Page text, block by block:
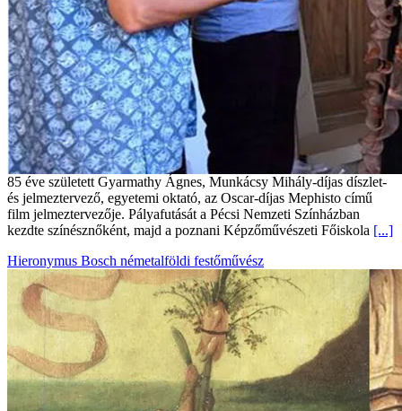
85 éve született Gyarmathy Ágnes, Munkácsy Mihály-díjas díszlet-
és jelmeztervező, egyetemi oktató, az Oscar-díjas Mephisto című
film jelmeztervezője. Pályafutását a Pécsi Nemzeti Színházban
kezdte színésznőként, majd a poznani Képzőművészeti Főiskola [...]
Hieronymus Bosch németalföldi festőművész